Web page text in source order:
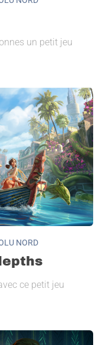
un petit jeu
NORD
ce petit jeu